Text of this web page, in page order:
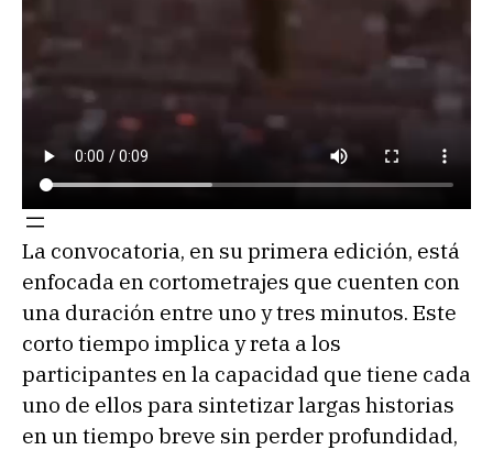
La convocatoria, en su primera edición, está
enfocada en cortometrajes que cuenten con
una duración entre uno y tres minutos. Este
corto tiempo implica y reta a los
participantes en la capacidad que tiene cada
uno de ellos para sintetizar largas historias
en un tiempo breve sin perder profundidad,